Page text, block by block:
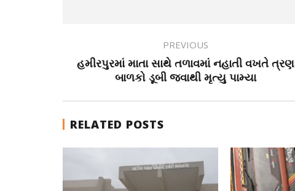
PREVIOUS
હમીરપુરમાં માતા સાથે તળાવમાં નહાતી વખતે ત્રણ
બાળકો ડૂબી જવાથી મૃત્યુ પામ્યા
RELATED POSTS